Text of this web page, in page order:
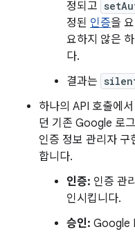
정되고
정된 인증을
요하지 않은
다.
결과는
하나의 API 호출에
던 기존 Google 로
인증 정보 관리자 구
합니다.
인증: 인증 관
인시킵니다.
승인: Google